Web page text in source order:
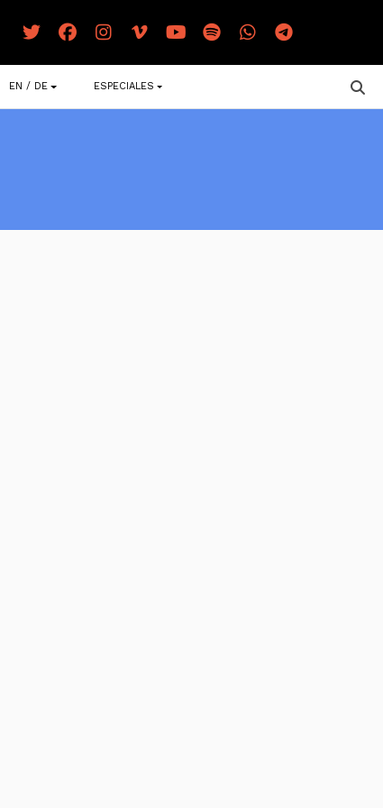
EN / DE ESPECIALES